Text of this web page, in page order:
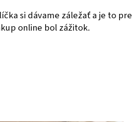
si dávame záležať a je to pre
online bol zážitok.